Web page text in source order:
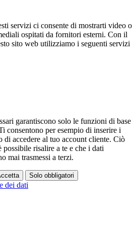
servizi ci consente di mostrarti video o
ospitati da fornitori esterni. Con il
sito web utilizziamo i seguenti servizi
garantiscono solo le funzioni di base
consentono per esempio di inserire i
di accedere al tuo account cliente. Ciò
risalire a te e che i dati
mai trasmessi a terzi.
Solo obbligatori
dei dati